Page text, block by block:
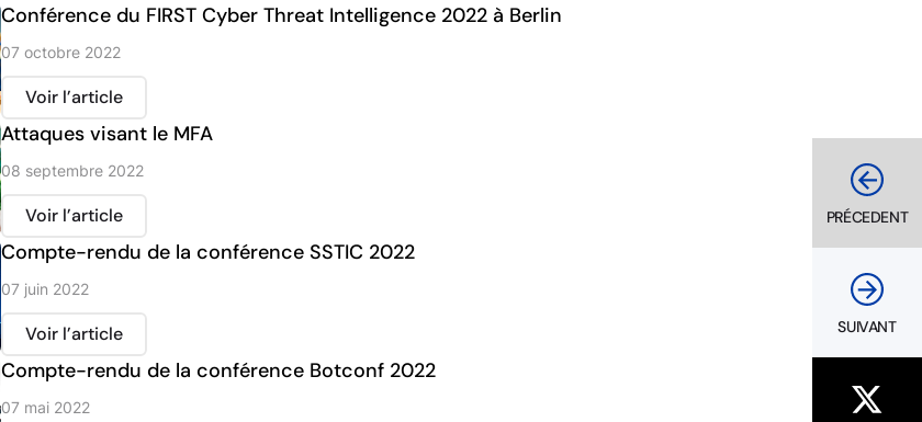
Conférence du FIRST Cyber Threat Intelligence 2022 à Berlin
07 octobre 2022
Voir l’article
Attaques visant le MFA
08 septembre 2022
Voir l’article
Compte-rendu de la conférence SSTIC 2022
07 juin 2022
Voir l’article
Compte-rendu de la conférence Botconf 2022
07 mai 2022
PRÉCEDENT
SUIVANT